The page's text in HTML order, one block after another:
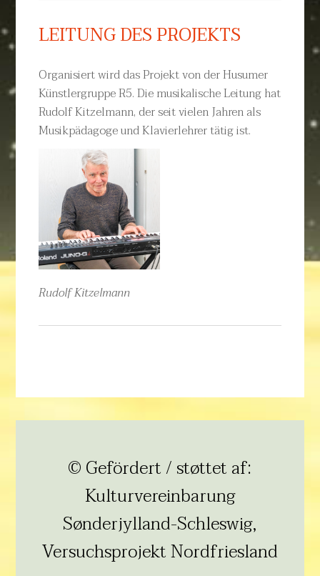
LEITUNG DES PROJEKTS
Organisiert wird das Projekt von der Husumer
Künstlergruppe R5. Die musikalische Leitung hat
Rudolf Kitzelmann, der seit vielen Jahren als
Musikpädagoge und Klavierlehrer tätig ist.
Rudolf Kitzelmann
© Gefördert / støttet af:
Kulturvereinbarung
Sønderjylland-Schleswig,
Versuchsprojekt Nordfriesland